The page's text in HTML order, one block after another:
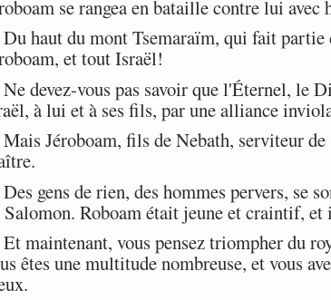
se rangea en bataille contre lui
Du haut du mont Tsemaraïm, qui fait
et tout Israël!
Ne devez-vous pas savoir que l'Éternel, le
à lui et à ses fils, par une alliance
Mais Jéroboam, fils de Nebath, serviteur
Des gens de rien, des hommes pervers, se
Salomon. Roboam était jeune et craintif, et
Et maintenant, vous pensez triompher du
êtes une multitude nombreuse, et vous